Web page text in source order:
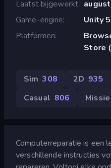
Laatst bijgewerkt
Game-engine
Unity
Platformen
Store
Sim 308 2D 935
Casual 806 Missie
Computerreparatie is een
verschillende instructies